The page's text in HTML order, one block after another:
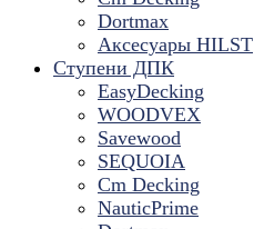
Dortmax
Аксесуары HILST
Ступени ДПК
EasyDecking
WOODVEX
Savewood
SEQUOIA
Cm Decking
NauticPrime